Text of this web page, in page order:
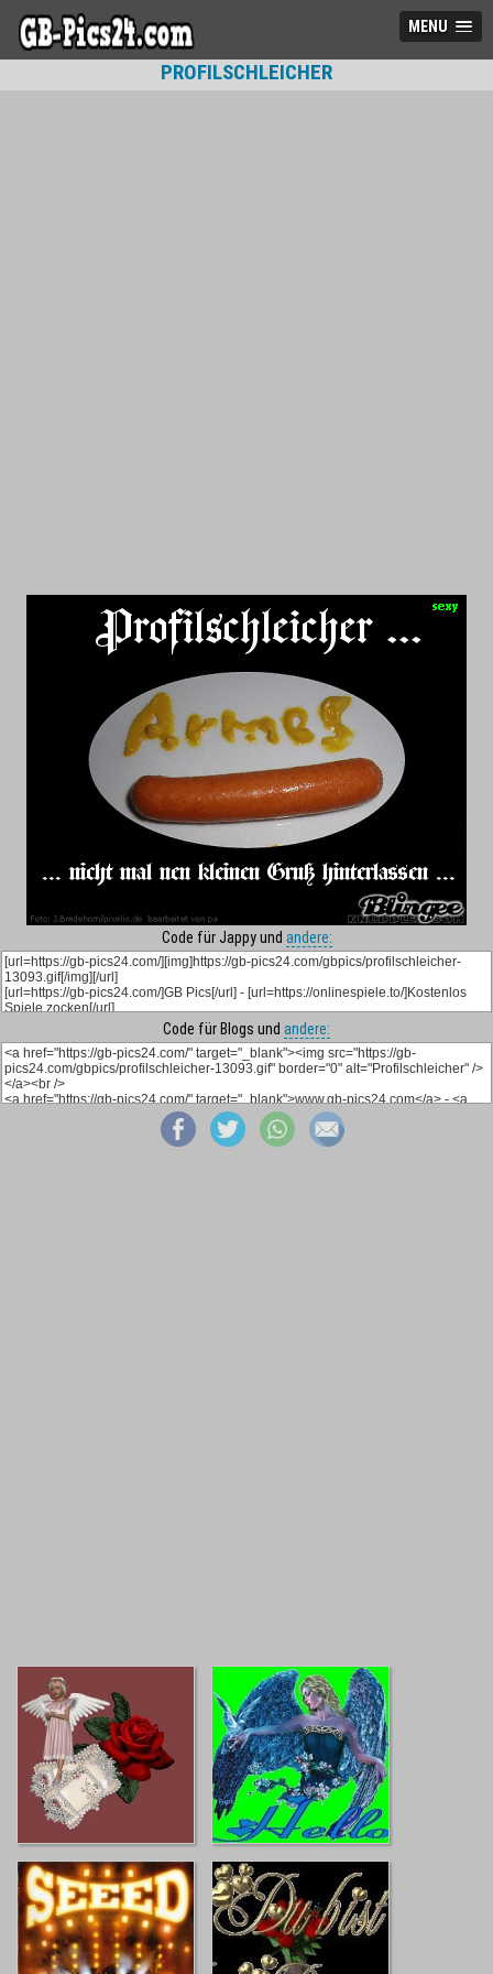
MENU
PROFILSCHLEICHER
Code für Jappy und andere:
Code für Blogs und andere: